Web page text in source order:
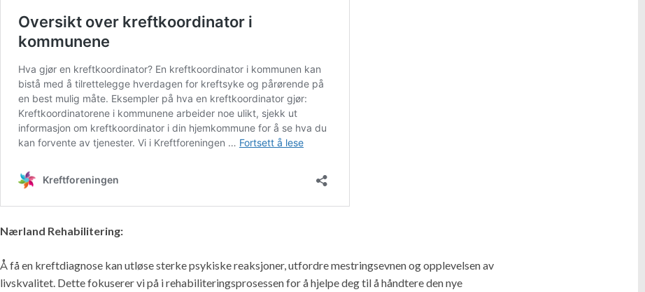
Nærland Rehabilitering:
Å få en kreftdiagnose kan utløse sterke psykiske reaksjoner, utfordre mestringsevnen og opplevelsen av
livskvalitet. Dette fokuserer vi på i rehabiliteringsprosessen for å hjelpe deg til å håndtere den nye